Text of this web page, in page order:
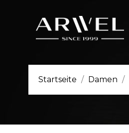
Startseite Damen